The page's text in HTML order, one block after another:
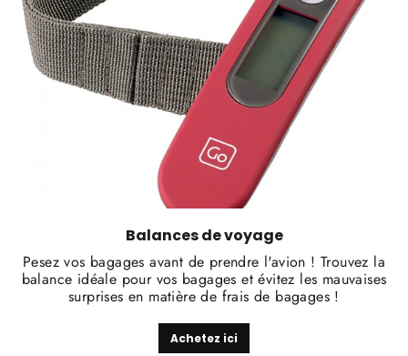
Balances de voyage
Pesez vos bagages avant de prendre l'avion ! Trouvez la
balance idéale pour vos bagages et évitez les mauvaises
surprises en matière de frais de bagages !
Achetez ici